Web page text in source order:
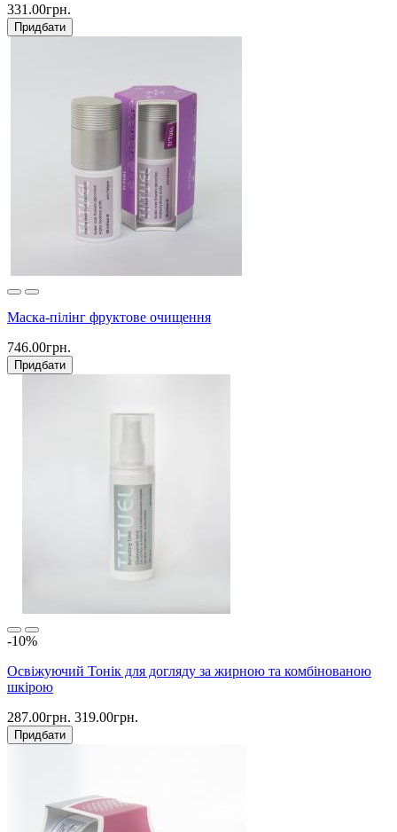
331.00грн.
Придбати
Маска-пілінг фруктове очищення
746.00грн.
Придбати
-10%
Освіжуючий Тонік для догляду за жирною та комбінованою
шкірою
287.00грн. 319.00грн.
Придбати